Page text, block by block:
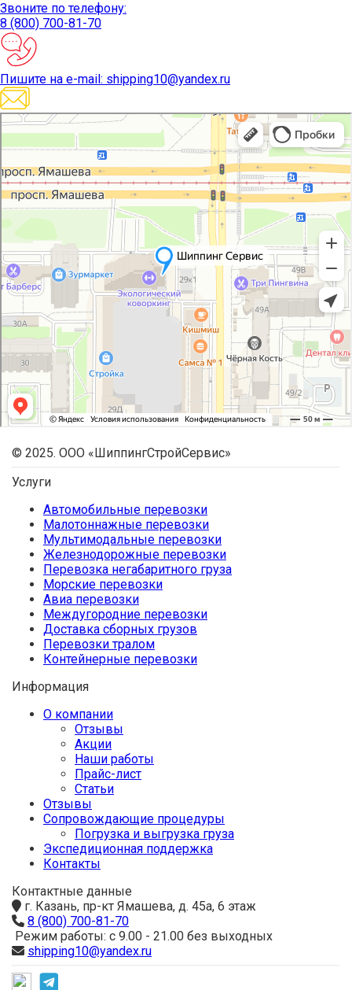
Звоните по телефону:
8 (800) 700-81-70
Пишите на e-mail: shipping10@yandex.ru
© 2025. ООО «ШиппингСтройСервис»
Услуги
Автомобильные перевозки
Малотоннажные перевозки
Мультимодальные перевозки
Железнодорожные перевозки
Перевозка негабаритного груза
Морские перевозки
Авиа перевозки
Междугородние перевозки
Доставка сборных грузов
Перевозки тралом
Контейнерные перевозки
Информация
О компании
Отзывы
Акции
Наши работы
Прайс-лист
Статьи
Отзывы
Сопровождающие процедуры
Погрузка и выгрузка груза
Экспедиционная поддержка
Контакты
Контактные данные
г. Казань, пр-кт Ямашева, д. 45а, 6 этаж
8 (800) 700-81-70
Режим работы: с 9.00 - 21.00 без выходных
shipping10@yandex.ru